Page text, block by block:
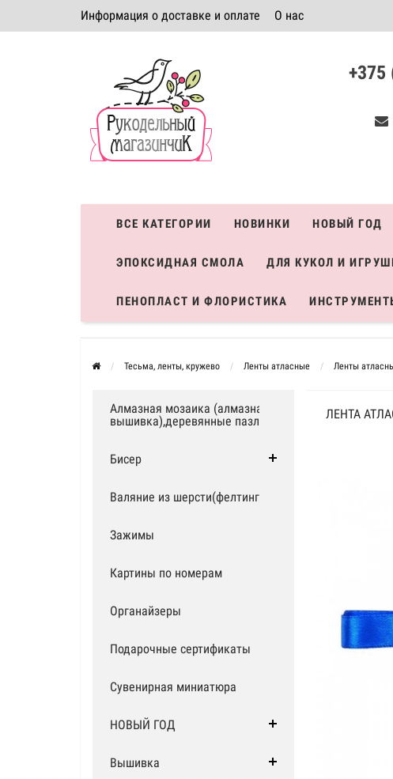
Информация о доставке и оплате О нас
Система скидок
ВСЕ КАТЕГОРИИ НОВИНКИ НОВЫЙ ГОД
ЭПОКСИДНАЯ СМОЛА ДЛЯ КУКОЛ И
ПЕНОПЛАСТ И ФЛОРИСТИКА
Тесьма, ленты, кружево Ленты атласные Ленты
Алмазная мозаика (алмазная
вышивка),деревянные пазлы
Бисер
Валяние из шерсти(фелтинг)
Зажимы
Картины по номерам
Органайзеры
Подарочные сертификаты
Сувенирная миниатюра
НОВЫЙ ГОД
Вышивка
ЛЕНТА